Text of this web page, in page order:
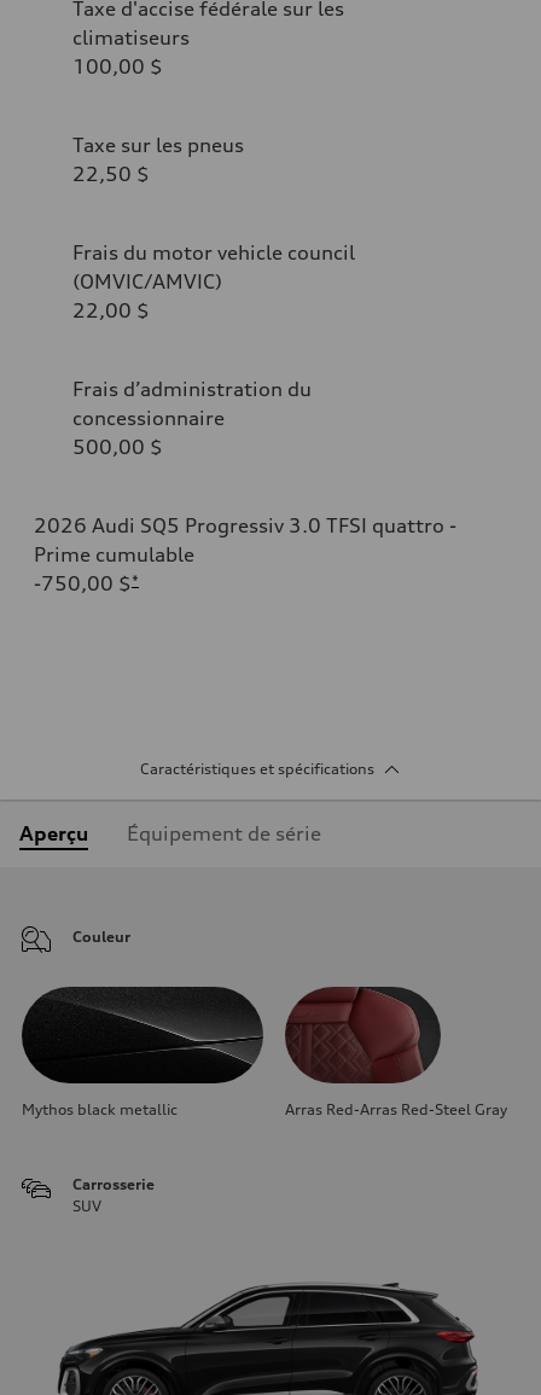
Taxe d'accise fédérale sur les
climatiseurs
100,00 $
Taxe sur les pneus
22,50 $
Frais du motor vehicle council
(OMVIC/AMVIC)
22,00 $
Frais d’administration du
concessionnaire
500,00 $
2026 Audi SQ5 Progressiv 3.0 TFSI quattro -
Prime cumulable
-750,00 $*
Caractéristiques et spécifications
Aperçu Équipement de série
Couleur
Mythos black metallic Arras Red-Arras Red-Steel Gray
Carrosserie
SUV